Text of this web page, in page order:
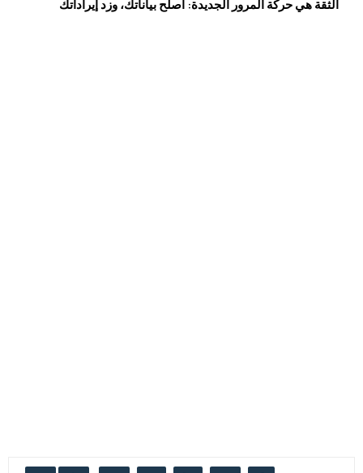
الثقة هي حركة المرور الجديدة: أصلح بياناتك، وزد إيراداتك